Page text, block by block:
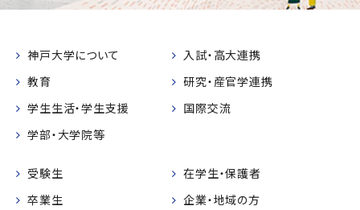
神戸大学について
入試・高大連携
教育
研究・産官学連携
学生生活・学生支援
国際交流
学部・大学院等
受験生
在学生・保護者
卒業生
企業・地域の方